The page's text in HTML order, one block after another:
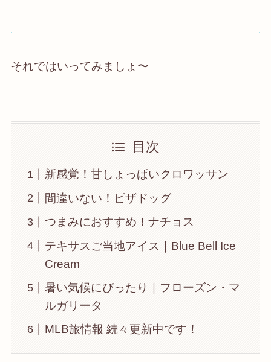
それではいってみましょ〜
目次
新感覚！甘しょっぱいクロワッサン
間違いない！ピザドッグ
つまみにおすすめ！ナチョス
テキサスご当地アイス｜Blue Bell Ice
Cream
暑い気候にぴったり｜フローズン・マ
ルガリータ
MLB旅情報 続々更新中です！